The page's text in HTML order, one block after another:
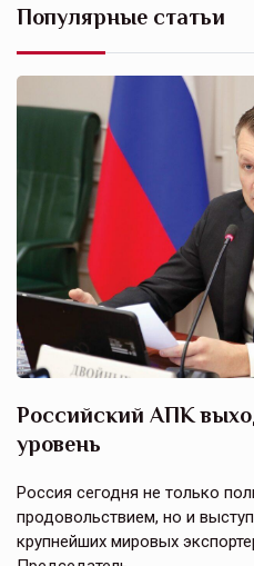
Популярные статьи
Российский АПК
уровень
Россия сегодня не только
продовольствием, но и
крупнейших мировых